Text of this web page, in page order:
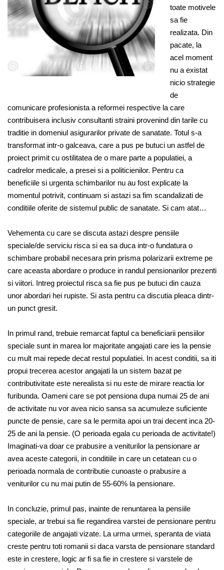
toate motivele
sa fie
realizata. Din
pacate, la
acel moment
nu a existat
nicio strategie
de
comunicare profesionista a reformei respective la care
contribuisera inclusiv consultanti straini provenind din tarile cu
traditie in domeniul asigurarilor private de sanatate. Totul s-a
transformat intr-o galceava, care a pus pe butuci un astfel de
proiect primit cu ostilitatea de o mare parte a populatiei, a
cadrelor medicale, a presei si a politicienilor. Pentru ca
beneficiile si urgenta schimbarilor nu au fost explicate la
momentul potrivit, continuam si astazi sa fim scandalizati de
conditiile oferite de sistemul public de sanatate. Si cam atat…
Vehementa cu care se discuta astazi despre pensiile
speciale/de serviciu risca si ea sa duca intr-o fundatura o
schimbare probabil necesara prin prisma polarizarii extreme pe
care aceasta abordare o produce in randul pensionarilor prezenti
si viitori. Intreg proiectul risca sa fie pus pe butuci din cauza
unor abordari hei rupiste. Si asta pentru ca discutia pleaca dintr-
un punct gresit.
In primul rand, trebuie remarcat faptul ca beneficiarii pensiilor
speciale sunt in marea lor majoritate angajati care ies la pensie
cu mult mai repede decat restul populatiei. In acest conditii, sa iti
propui trecerea acestor angajati la un sistem bazat pe
contributivitate este nerealista si nu este de mirare reactia lor
furibunda. Oameni care se pot pensiona dupa numai 25 de ani
de activitate nu vor avea nicio sansa sa acumuleze suficiente
puncte de pensie, care sa le permita apoi un trai decent inca 20-
25 de ani la pensie. (O perioada egala cu perioada de activitate!)
Imaginati-va doar ce prabusire a veniturilor la pensionare ar
avea aceste categorii, in conditiile in care un cetatean cu o
perioada normala de contributie cunoaste o prabusire a
veniturilor cu nu mai putin de 55-60% la pensionare.
In concluzie, primul pas, inainte de renuntarea la pensiile
speciale, ar trebui sa fie regandirea varstei de pensionare pentru
categoriile de angajati vizate. La urma urmei, speranta de viata
creste pentru toti romanii si daca varsta de pensionare standard
este in crestere, logic ar fi sa fie in crestere si varstele de